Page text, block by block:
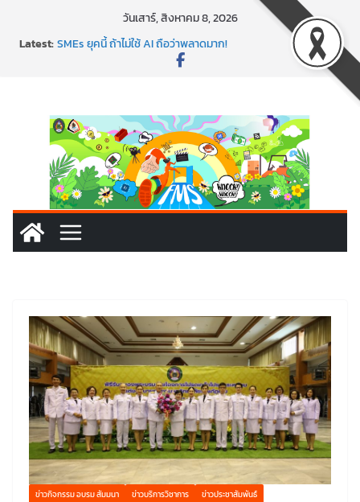
วันเสาร์, สิงหาคม 8, 2026
Latest:พาธุรกิจท้องถิ่นสู่ตลาดโลก ด้วยเทคโนโลยี AI!
SMEs ยุคนี้ ถ้าไม่ใช้ AI ถือว่าพลาดมาก!
พร้อมลุยแล้ว! ปักหมุดโรดแมป AI อัปสกิลธุรกิจให้พุ่งทะยาน
ข่าวกิจกรรม อบรม สัมมนา ข่าวบริการวิชาการ ข่าวประชาสัมพันธ์